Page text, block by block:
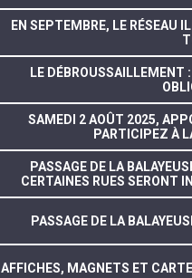
EN SEPTEMBRE, LE RÉSEAU
LE DÉBROUSSAILLEMENT
SAMEDI 2 AOÛT 2025,
PARTICIPEZ À
PASSAGE DE LA
CERTAINES RUES SERONT
PASSAGE DE LA
AFFICHES, MAGNETS ET